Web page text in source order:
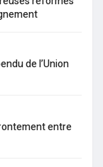
de l’Union
entre